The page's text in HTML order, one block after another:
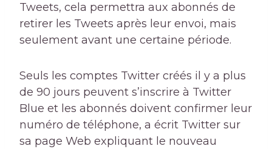
Tweets, cela permettra aux abonnés de
retirer les Tweets après leur envoi, mais
seulement avant une certaine période.
Seuls les comptes Twitter créés il y a plus
de 90 jours peuvent s’inscrire à Twitter
Blue et les abonnés doivent confirmer leur
numéro de téléphone, a écrit Twitter sur
sa page Web expliquant le nouveau